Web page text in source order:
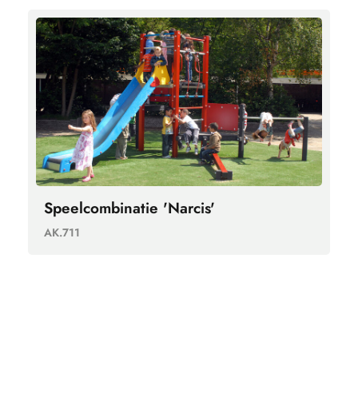
Speelcombinatie 'Narcis'
AK.711